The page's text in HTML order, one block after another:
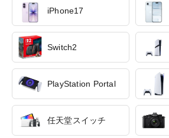
iPhone17
Switch2
PlayStation Portal
任天堂スイッチ